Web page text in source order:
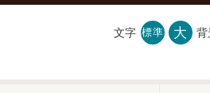
文字 標準 大 背